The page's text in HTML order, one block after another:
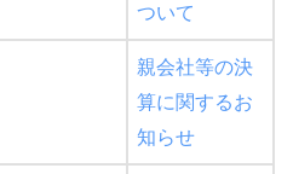
ついて
親会社等の決
算に関するお
知らせ